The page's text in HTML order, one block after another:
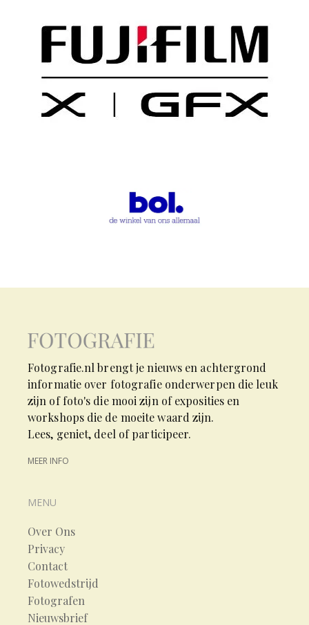
Fotografie.nl brengt je nieuws en achtergrond
informatie over fotografie onderwerpen die leuk
zijn of foto's die mooi zijn of exposities en
workshops die de moeite waard zijn.
Lees, geniet, deel of participeer.
MEER INFO
MENU
Over Ons
Privacy
Contact
Fotowedstrijd
Fotografen
Nieuwsbrief